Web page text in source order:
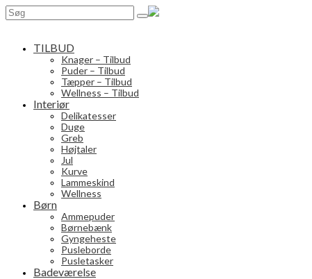
Search
for:
TILBUD
Knager – Tilbud
Puder – Tilbud
Tæpper – Tilbud
Wellness – Tilbud
Interiør
Delikatesser
Duge
Greb
Højtaler
Jul
Kurve
Lammeskind
Wellness
Børn
Ammepuder
Børnebænk
Gyngeheste
Pusleborde
Pusletasker
Badeværelse